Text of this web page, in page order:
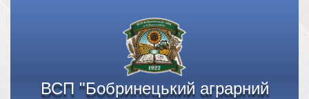
ВСП "Бобринецький аграрний